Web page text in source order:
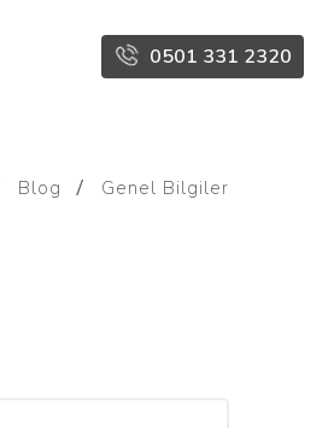
0501 331 2320
Blog Genel Bilgiler